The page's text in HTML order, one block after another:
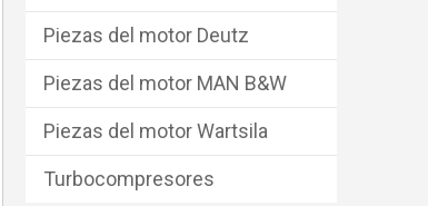
Piezas del motor Deutz
Piezas del motor MAN B&W
Piezas del motor Wartsila
Turbocompresores